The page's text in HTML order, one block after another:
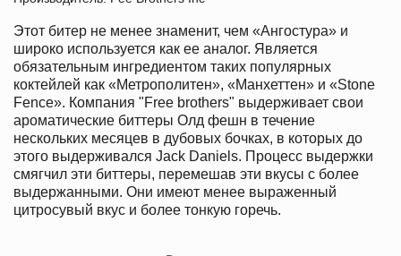
Этот битер не менее знаменит, чем «Ангостура» и
широко используется как ее аналог. Является
обязательным ингредиентом таких популярных
коктейлей как «Метрополитен», «Манхеттен» и «Stone
Fence». Компания "Free brothers" выдерживает свои
ароматические биттеры Олд фешн в течение
нескольких месяцев в дубовых бочках, в которых до
этого выдерживался Jack Daniels. Процесс выдержки
смягчил эти биттеры, перемешав эти вкусы с более
выдержанными. Они имеют менее выраженный
цитросувый вкус и более тонкую горечь.